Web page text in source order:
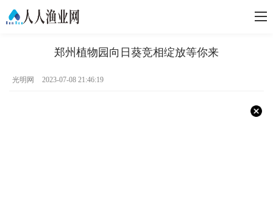
郑州植物园向日葵竞相绽放等你来
光明网 2023-07-08 21:46:19